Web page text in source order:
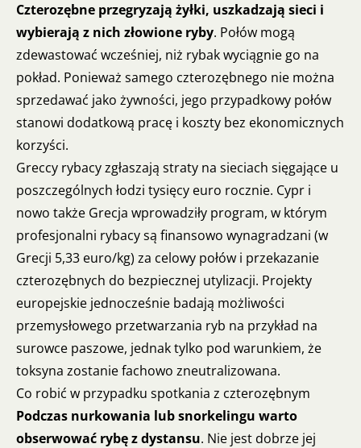
Czterozębne przegryzają żyłki, uszkadzają sieci i
wybierają z nich złowione ryby. Połów mogą
zdewastować wcześniej, niż rybak wyciągnie go na
pokład. Ponieważ samego czterozębnego nie można
sprzedawać jako żywności, jego przypadkowy połów
stanowi dodatkową pracę i koszty bez ekonomicznych
korzyści.
Greccy rybacy zgłaszają straty na sieciach sięgające u
poszczególnych łodzi tysięcy euro rocznie. Cypr i
nowo także Grecja wprowadziły program, w którym
profesjonalni rybacy są finansowo wynagradzani (w
Grecji 5,33 euro/kg) za celowy połów i przekazanie
czterozębnych do bezpiecznej utylizacji. Projekty
europejskie jednocześnie badają możliwości
przemysłowego przetwarzania ryb na przykład na
surowce paszowe, jednak tylko pod warunkiem, że
toksyna zostanie fachowo zneutralizowana.
Co robić w przypadku spotkania z czterozębnym
Podczas nurkowania lub snorkelingu warto
obserwować rybę z dystansu. Nie jest dobrze jej